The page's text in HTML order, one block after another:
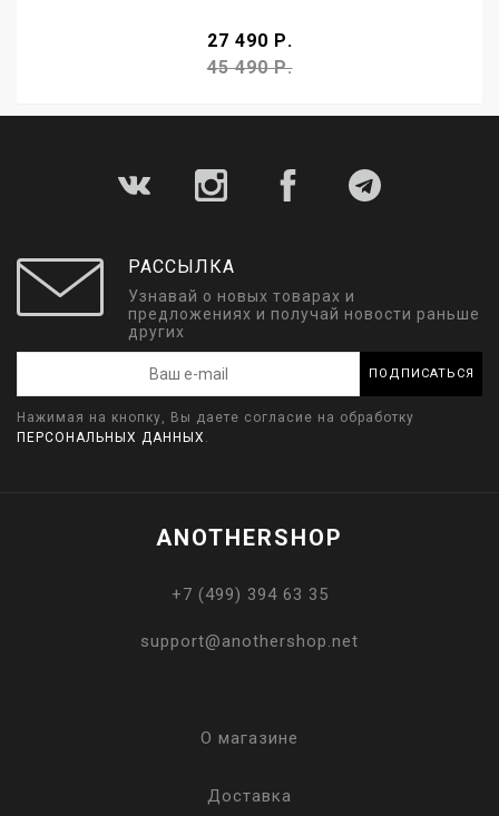
27 490 Р.
45 490 Р.
РАССЫЛКА
Узнавай о новых товарах и
предложениях и получай новости раньше
других
ПОДПИСАТЬСЯ
Нажимая на кнопку, Вы даете согласие на обработку
ПЕРСОНАЛЬНЫХ ДАННЫХ .
ANOTHERSHOP
+7 (499) 394 63 35
support@anothershop.net
О магазине
Доставка